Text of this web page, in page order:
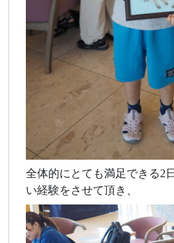
全体的にとても満足できる2
い経験をさせて頂き、